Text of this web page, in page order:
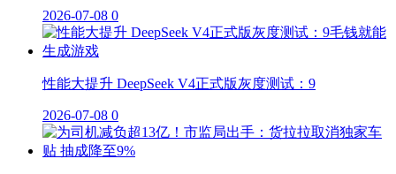
2026-07-08 0
性能大提升 DeepSeek V4正式版灰度测试：9
2026-07-08 0